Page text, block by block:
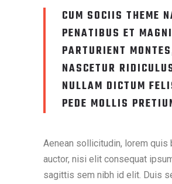
CUM SOCIIS THEME
PENATIBUS ET
PARTURIENT
NASCETUR
NULLAM DICTUM
PEDE MOLLIS
Aenean sollicitudin, lorem quis
auctor, nisi elit consequat
sagittis sem nibh id elit. Duis